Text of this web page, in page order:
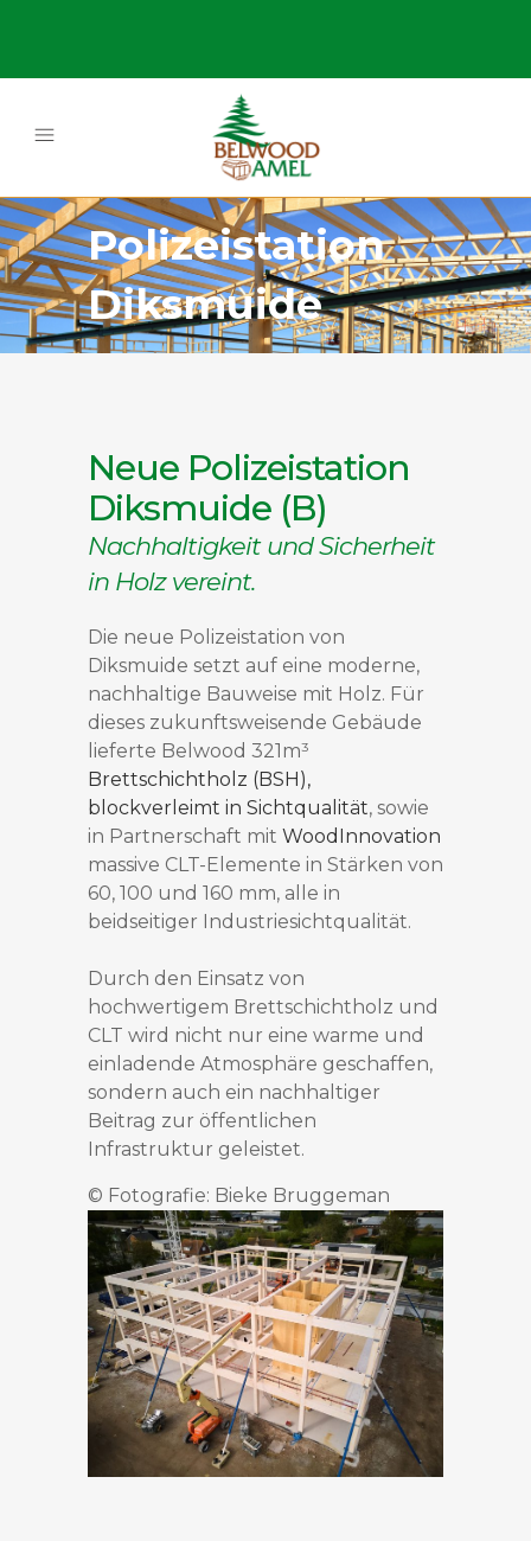
Polizeistation
Diksmuide
Neue Polizeistation
Diksmuide (B)
Nachhaltigkeit und Sicherheit
in Holz vereint.
Die neue Polizeistation von
Diksmuide setzt auf eine moderne,
nachhaltige Bauweise mit Holz. Für
dieses zukunftsweisende Gebäude
lieferte Belwood 321m³
Brettschichtholz (BSH),
blockverleimt in Sichtqualität, sowie
in Partnerschaft mit WoodInnovation
massive CLT-Elemente in Stärken von
60, 100 und 160 mm, alle in
beidseitiger Industriesichtqualität.
Durch den Einsatz von
hochwertigem Brettschichtholz und
CLT wird nicht nur eine warme und
einladende Atmosphäre geschaffen,
sondern auch ein nachhaltiger
Beitrag zur öffentlichen
Infrastruktur geleistet.
© Fotografie: Bieke Bruggeman